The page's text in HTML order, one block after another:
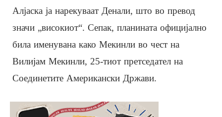
Алјаска ја нарекуваат Денали, што во превод
значи „високиот“. Сепак, планината официјално
била именувана како Мекинли во чест на
Вилијам Мекинли, 25-тиот претседател на
Соединетите Американски Држави.